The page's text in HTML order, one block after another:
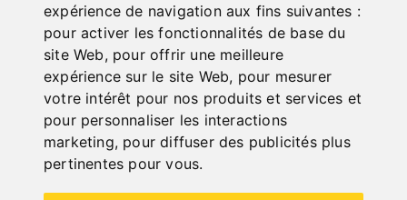
expérience de navigation aux fins suivantes :
pour activer les fonctionnalités de base du
site Web, pour offrir une meilleure
expérience sur le site Web, pour mesurer
votre intérêt pour nos produits et services et
pour personnaliser les interactions
marketing, pour diffuser des publicités plus
pertinentes pour vous.
PONCEUSE À DISQUE TS 300 P / 230 V